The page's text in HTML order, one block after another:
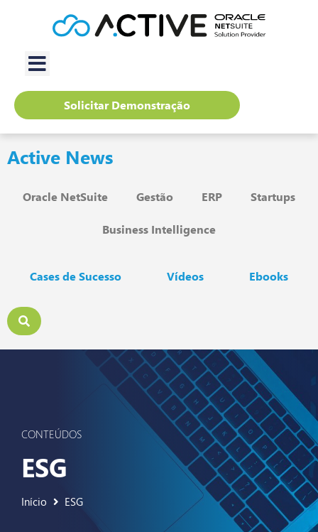
Solicitar Demonstração
Active News
Oracle NetSuite Gestão ERP Startups
Business Intelligence
Cases de Sucesso Vídeos Ebooks
CONTEÚDOS
ESG
Início ESG